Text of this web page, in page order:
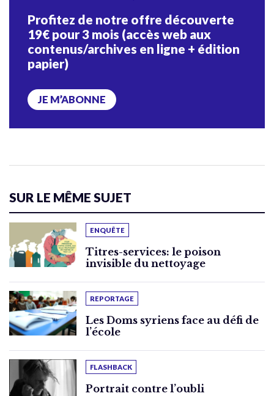
Profitez de notre offre découverte
19€ pour 3 mois (accès web aux
contenus/archives en ligne + édition
papier)
JE M’ABONNE
SUR LE MÊME SUJET
ENQUÊTE
Titres-services: le poison
invisible du nettoyage
REPORTAGE
Les Doms syriens face au défi de
l’école
FLASHBACK
Portrait contre l’oubli